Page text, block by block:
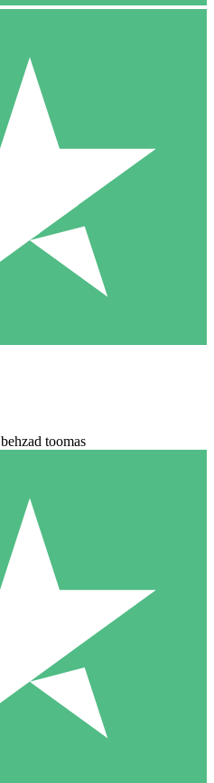
behzad toomas